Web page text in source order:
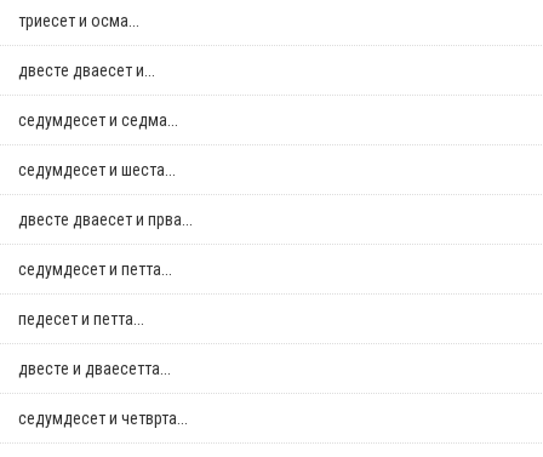
триесет и осма...
двестe дваесет и...
седумдесет и седма...
седумдесет и шеста...
двестe дваесет и прва...
седумдесет и петта...
педесет и петта...
двестe и дваесетта...
седумдесет и четврта...